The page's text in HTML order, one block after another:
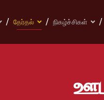
தேர்தல் நிகழ்ச்சிகள்